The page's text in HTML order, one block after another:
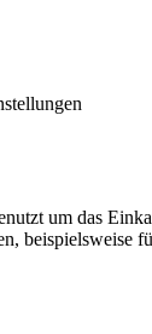
um das
beispielsweise